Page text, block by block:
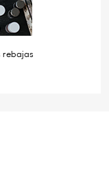
rebajas